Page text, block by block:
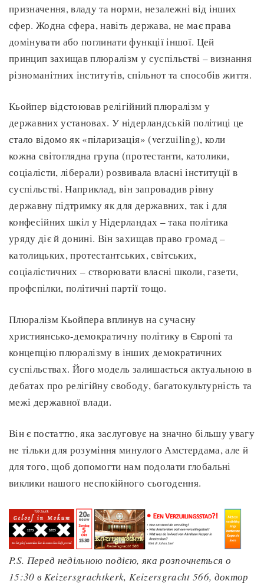
призначення, владу та норми, незалежні від інших
сфер. Жодна сфера, навіть держава, не має права
домінувати або поглинати функції іншої. Цей
принцип захищав плюралізм у суспільстві – визнання
різноманітних інститутів, спільнот та способів життя.
Кьойпер відстоював релігійний плюралізм у
державних установах. У нідерландській політиці це
стало відомо як «піларизація» (verzuiling), коли
кожна світоглядна група (протестанти, католики,
соціалісти, ліберали) розвивала власні інституції в
суспільстві. Наприклад, він запровадив рівну
державну підтримку як для державних, так і для
конфесійних шкіл у Нідерландах – така політика
уряду діє й донині. Він захищав право громад –
католицьких, протестантських, світських,
соціалістичних – створювати власні школи, газети,
профспілки, політичні партії тощо.
Плюралізм Кьойпера вплинув на сучасну
християнсько-демократичну політику в Європі та
концепцію плюралізму в інших демократичних
суспільствах. Його модель залишається актуальною в
дебатах про релігійну свободу, багатокультурність та
межі державної влади.
Він є постаттю, яка заслуговує на значно більшу увагу
не тільки для розуміння минулого Амстердама, але й
для того, щоб допомогти нам подолати глобальні
виклики нашого неспокійного сьогодення.
P.S. Перед недільною подією, яка розпочнеться о
15:30 в Keizersgrachtkerk, Keizersgracht 566, доктор